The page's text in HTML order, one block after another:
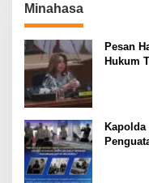
Minahasa
Pesan
Hukum
Kapolda